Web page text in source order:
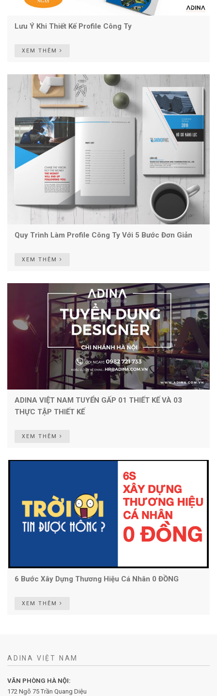
Lưu Ý Khi Thiết Kế Profile Công Ty
XEM THÊM
Quy Trình Làm Profile Công Ty Với 5 Bước Đơn Giản
XEM THÊM
ADINA VIỆT NAM TUYỂN GẤP 01 THIẾT KẾ VÀ 03
THỰC TẬP THIẾT KẾ
XEM THÊM
6 Bước Xây Dựng Thương Hiệu Cá Nhân 0 ĐỒNG
XEM THÊM
ADINA VIỆT NAM
VĂN PHÒNG HÀ NỘI:
172 Ngõ 75 Trần Quang Diệu